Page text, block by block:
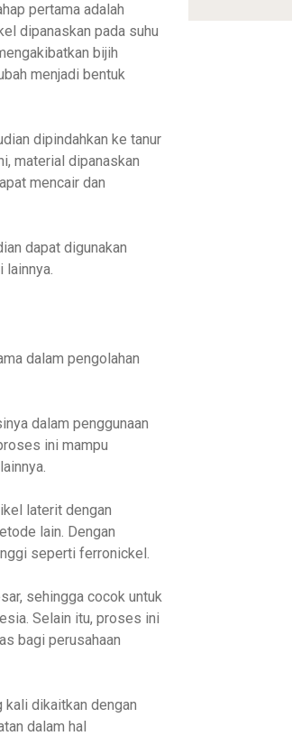
pertama adalah
dipanaskan pada suhu
bijih
menjadi bentuk
dipindahkan ke tanur
material dipanaskan
mencair dan
dapat digunakan
lainnya.
dalam pengolahan
dalam penggunaan
ini mampu
laterit dengan
lain. Dengan
seperti ferronickel.
sehingga cocok untuk
Selain itu, proses ini
bagi perusahaan
dikaitkan dengan
dalam hal